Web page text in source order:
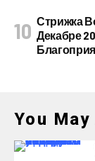
Стрижка
Декабре
You